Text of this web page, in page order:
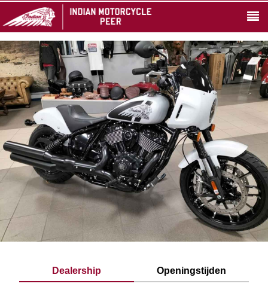
Dealership Openingstijden